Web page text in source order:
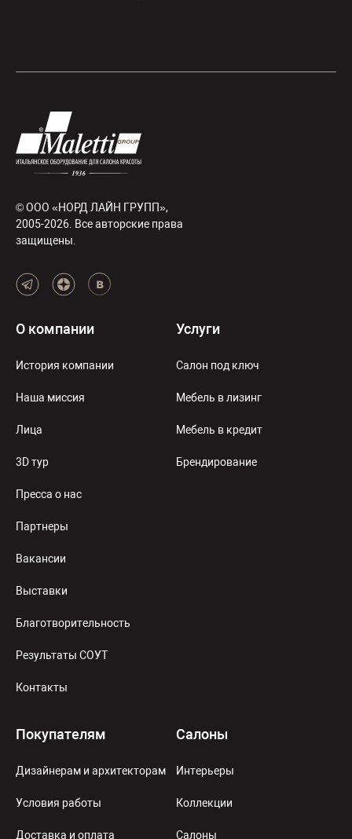
© ООО «НОРД ЛАЙН ГРУПП»,
2005-2026. Все авторские права
защищены.
О компании
История компании
Наша миссия
Лица
3D тур
Пресса о нас
Партнеры
Вакансии
Выставки
Благотворительность
Результаты СОУТ
Контакты
Услуги
Салон под ключ
Мебель в лизинг
Мебель в кредит
Брендирование
Покупателям
Дизайнерам и архитекторам
Условия работы
Доставка и оплата
Салоны
Интерьеры
Коллекции
Салоны